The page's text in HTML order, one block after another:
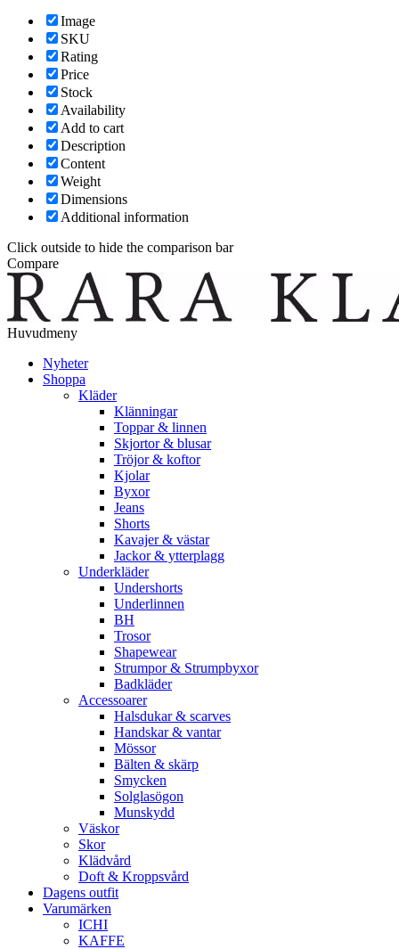
Image
SKU
Rating
Price
Stock
Availability
Add to cart
Description
Content
Weight
Dimensions
Additional information
Click outside to hide the comparison bar
Compare
Huvudmeny
Nyheter
Shoppa
Kläder
Klänningar
Toppar & linnen
Skjortor & blusar
Tröjor & koftor
Kjolar
Byxor
Jeans
Shorts
Kavajer & västar
Jackor & ytterplagg
Underkläder
Undershorts
Underlinnen
BH
Trosor
Shapewear
Strumpor & Strumpbyxor
Badkläder
Accessoarer
Halsdukar & scarves
Handskar & vantar
Mössor
Bälten & skärp
Smycken
Solglasögon
Munskydd
Väskor
Skor
Klädvård
Doft & Kroppsvård
Dagens outfit
Varumärken
ICHI
KAFFE